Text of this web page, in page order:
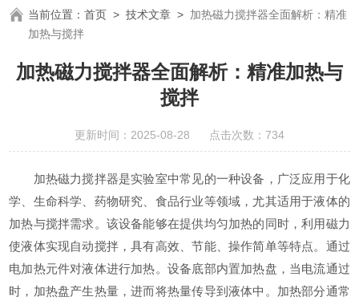
当前位置：首页 >技术文章 > 加热磁力搅拌器全面解析：精准
加热与搅拌
加热磁力搅拌器全面解析：精准加热与
搅拌
更新时间：2025-08-28 点击次数：734
加热磁力搅拌器是实验室中常见的一种设备，广泛应用于化
学、生命科学、药物研究、食品行业等领域，尤其适用于液体的
加热与搅拌需求。该设备能够在提供均匀加热的同时，利用磁力
使液体实现自动搅拌，具有高效、节能、操作简单等特点。通过
电加热元件对液体进行加热。设备底部内置加热盘，当电流通过
时，加热盘产生热量，进而将热量传导到液体中。加热部分通常